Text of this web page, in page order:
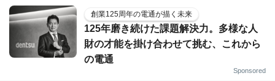
創業125周年の電通が描く未来
125年磨き続けた課題解決力。多様な人
財の才能を掛け合わせて挑む、これから
の電通
Sponsored